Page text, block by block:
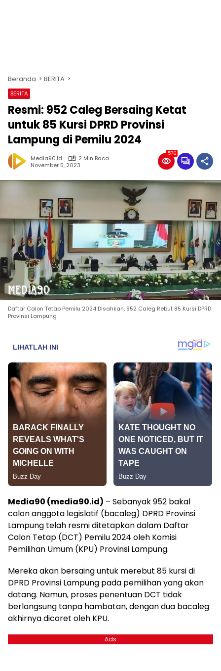
Beranda BERITA
BERITA
Resmi: 952 Caleg Bersaing Ketat
untuk 85 Kursi DPRD Provinsi
Lampung di Pemilu 2024
Media90.id
2 Min Baca
November 5, 2023
576
Daftar Calon Tetap Pemilu 2024 Disahkan, 952 Caleg Rebut 85 Kursi DPRD
Provinsi Lampung
Media90 (media90.id) – Sebanyak 952 bakal
calon anggota legislatif (bacaleg) DPRD Provinsi
Lampung telah resmi ditetapkan dalam Daftar
Calon Tetap (DCT) Pemilu 2024 oleh Komisi
Pemilihan Umum (KPU) Provinsi Lampung.
Mereka akan bersaing untuk merebut 85 kursi di
DPRD Provinsi Lampung pada pemilihan yang akan
datang. Namun, proses penentuan DCT tidak
berlangsung tanpa hambatan, dengan dua bacaleg
akhirnya dicoret oleh KPU.
Ads